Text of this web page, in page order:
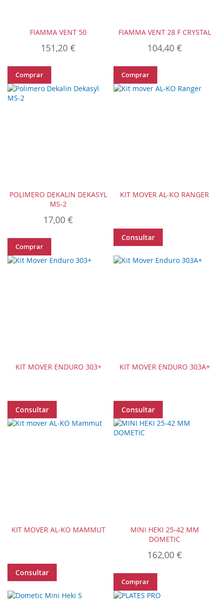
FIAMMA VENT 50
151,20 €
Comprar
FIAMMA VENT 28 F CRYSTAL
104,40 €
Comprar
POLIMERO DEKALIN DEKASYL
MS-2
17,00 €
Comprar
KIT MOVER AL-KO RANGER
Consultar
KIT MOVER ENDURO 303+
Consultar
KIT MOVER ENDURO 303A+
Consultar
KIT MOVER AL-KO MAMMUT
Consultar
MINI HEKI 25-42 MM
DOMETIC
162,00 €
Comprar